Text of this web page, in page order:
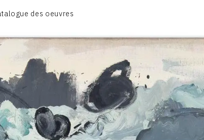
des oeuvres
CATALOGUE DES OEUVRES
PEINTURE
CONTACT